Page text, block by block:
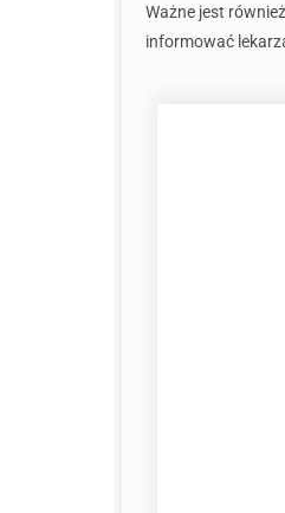
Ważne jest
informować